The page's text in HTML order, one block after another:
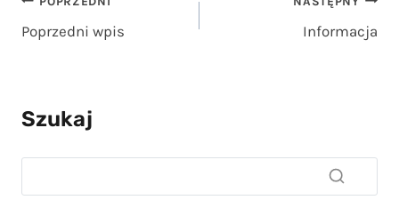
wpisu
Poprzedni wpis Informacja
Szukaj